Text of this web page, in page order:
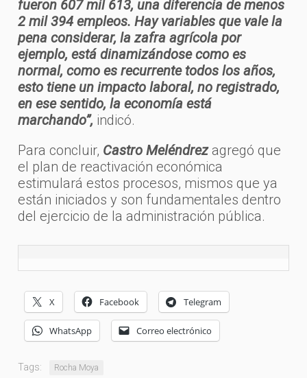
fueron 607 mil 613, una diferencia de menos
2 mil 394 empleos. Hay variables que vale la
pena considerar, la zafra agrícola por
ejemplo, está dinamizándose como es
normal, como es recurrente todos los años,
esto tiene un impacto laboral, no registrado,
en ese sentido, la economía está
marchando”, indicó.
Para concluir, Castro Meléndrezagregó que
el plan de reactivación económica
estimulará estos procesos, mismos que ya
están iniciados y son fundamentales dentro
del ejercicio de la administración pública.
X Facebook Telegram
WhatsApp Correo electrónico
Tags: Rocha Moya